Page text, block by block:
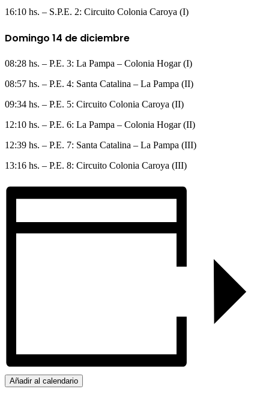
16:10 hs. – S.P.E. 2: Circuito Colonia Caroya (I)
Domingo 14 de diciembre
08:28 hs. – P.E. 3: La Pampa – Colonia Hogar (I)
08:57 hs. – P.E. 4: Santa Catalina – La Pampa (II)
09:34 hs. – P.E. 5: Circuito Colonia Caroya (II)
12:10 hs. – P.E. 6: La Pampa – Colonia Hogar (II)
12:39 hs. – P.E. 7: Santa Catalina – La Pampa (III)
13:16 hs. – P.E. 8: Circuito Colonia Caroya (III)
Añadir al calendario